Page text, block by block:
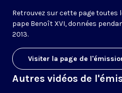
Retrouvez sur cette page toutes
pape Benoît XVI, données
2013.
Visiter la page de
Autres vidéos de